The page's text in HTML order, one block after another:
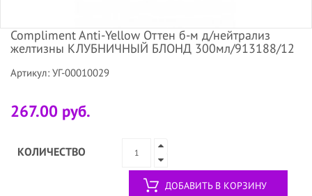
Compliment Anti-Yellow Оттен б-м д/нейтрализ
желтизны КЛУБНИЧНЫЙ БЛОНД 300мл/913188/12
Артикул: УГ-00010029
267.00 руб.
КОЛИЧЕСТВО
ДОБАВИТЬ В КОРЗИНУ